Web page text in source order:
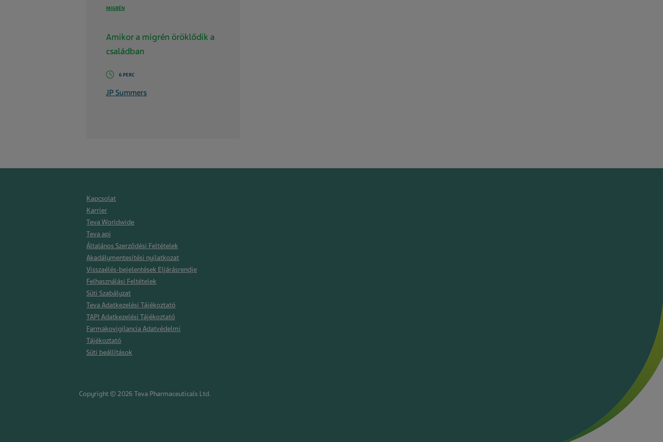
MIGRÉN
Amikor a migrén öröklődik a
családban
6 PERC
JP Summers
Kapcsolat
Karrier
Teva Worldwide
Teva api
Általános Szerződési Feltételek
Akadálymentesítési nyilatkozat
Visszaélés-bejelentések Eljárásrendje
Felhasználási Feltételek
Süti Szabályzat
Teva Adatkezelési Tájékoztató
TAPI Adatkezelési Tájékoztató
Farmakovigilancia Adatvédelmi
Tájékoztató
Süti beállítások
Copyright © 2026 Teva Pharmaceuticals Ltd.